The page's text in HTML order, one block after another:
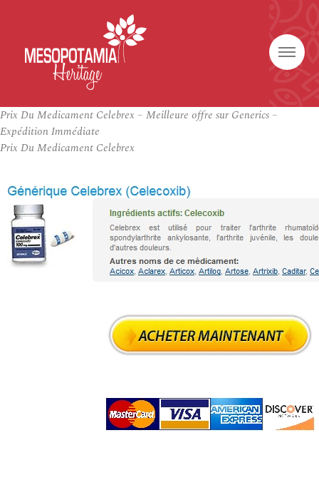
Prix Du Medicament Celebrex – Meilleure offre sur Generics –
Expédition Immédiate
Prix Du Medicament Celebrex